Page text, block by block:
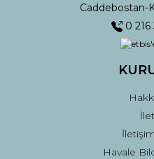
Caddebostan-
0 216
Havale